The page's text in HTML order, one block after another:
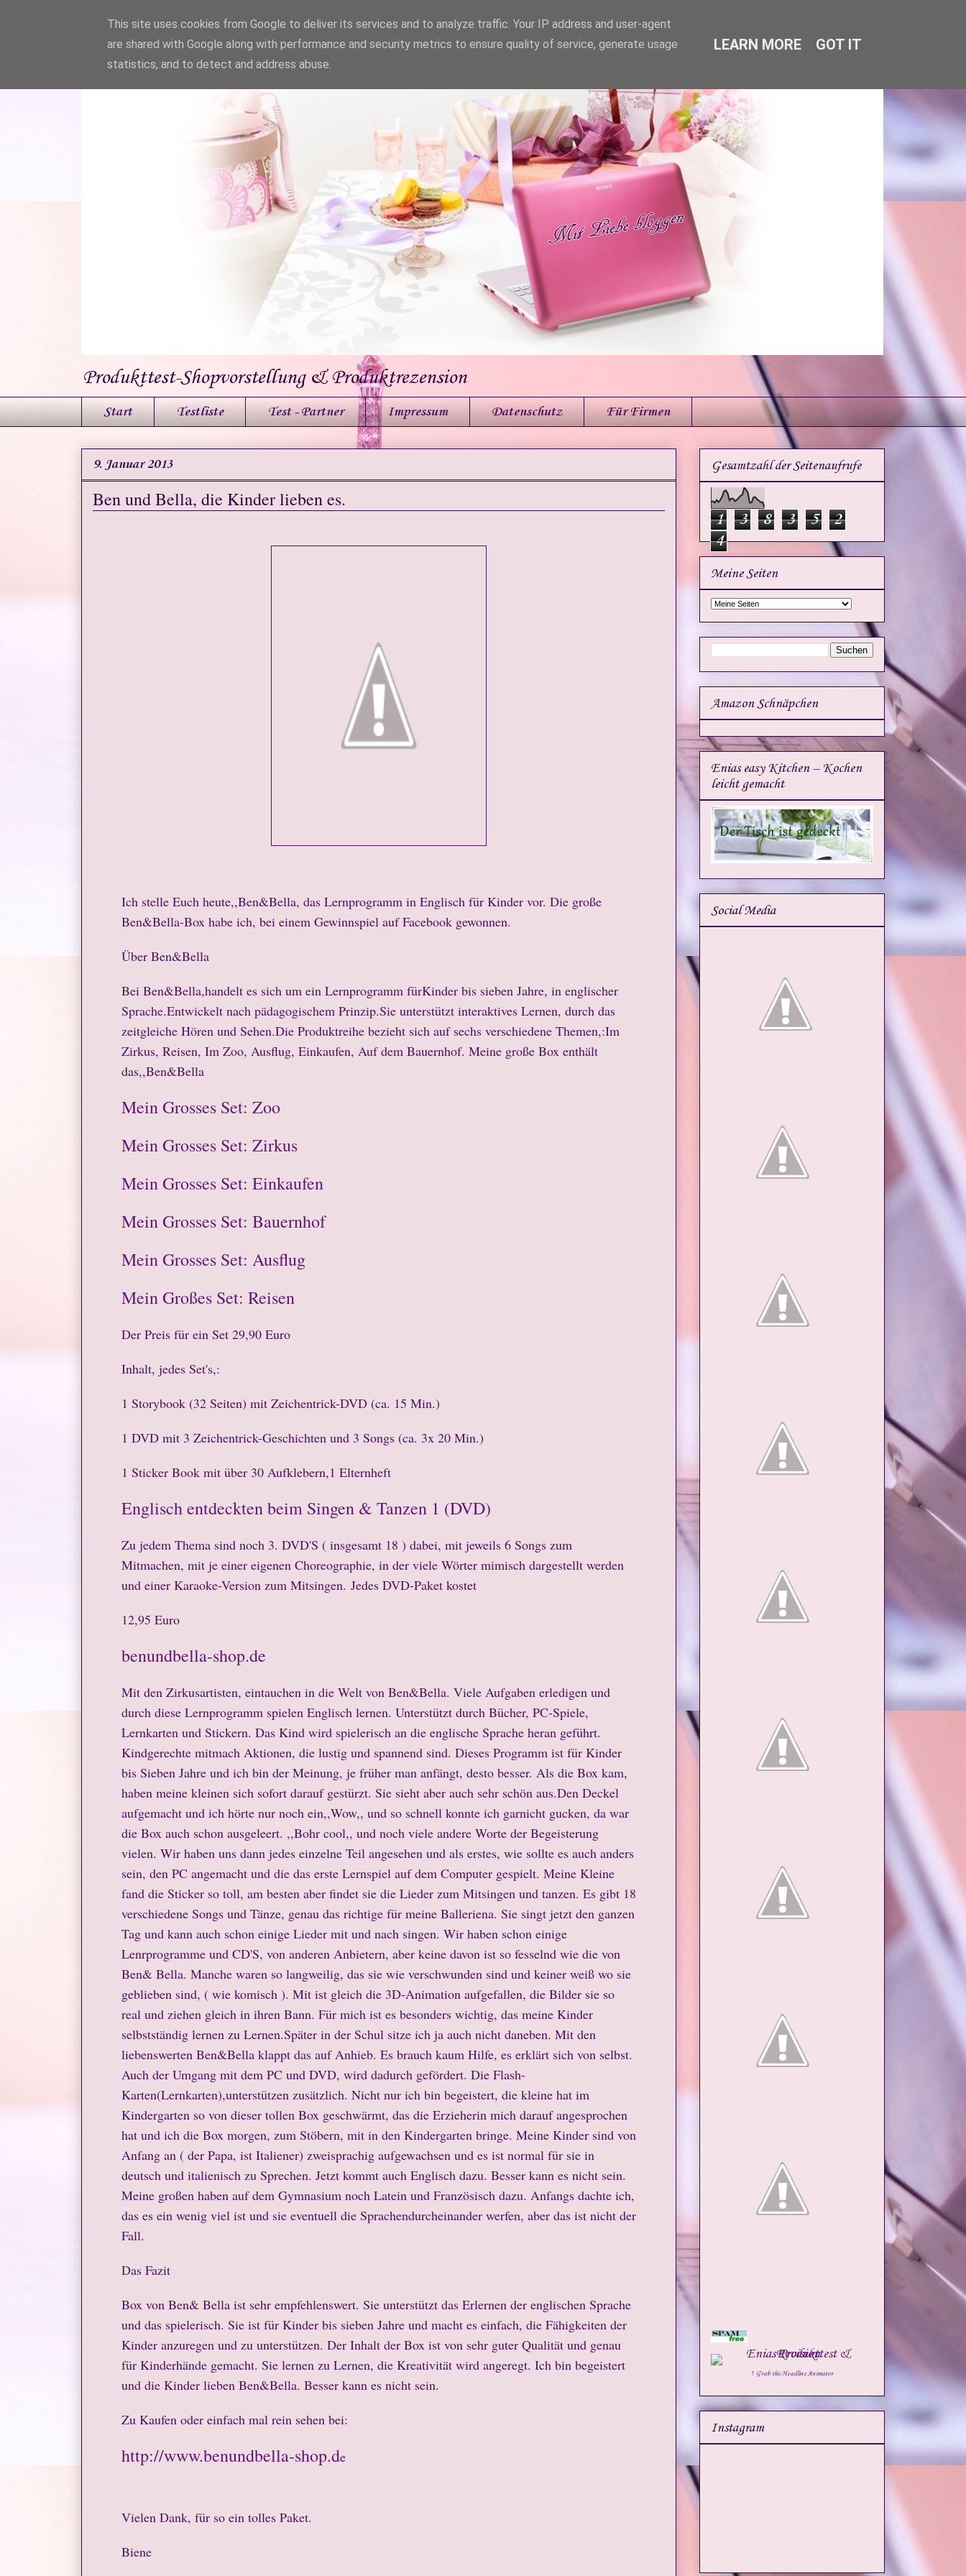
Produkttest-Shopvorstellung & Produktrezension
Start Testliste Test - Partner Impressum Datenschutz Für Firmen
9. Januar 2013
Ben und Bella, die Kinder lieben es.
Ich stelle Euch heute,,Ben&Bella, das Lernprogramm in Englisch für Kinder vor. Die große
Ben&Bella-Box habe ich, bei einem Gewinnspiel auf Facebook gewonnen.
Über Ben&Bella
Bei Ben&Bella,handelt es sich um ein Lernprogramm fürKinder bis sieben Jahre, in englischer
Sprache.Entwickelt nach pädagogischem Prinzip.Sie unterstützt interaktives Lernen, durch das
zeitgleiche Hören und Sehen.Die Produktreihe bezieht sich auf sechs verschiedene Themen,:Im
Zirkus, Reisen, Im Zoo, Ausflug, Einkaufen, Auf dem Bauernhof. Meine große Box enthält
das,,Ben&Bella
Mein Grosses Set: Zoo
Mein Grosses Set: Zirkus
Mein Grosses Set: Einkaufen
Mein Grosses Set: Bauernhof
Mein Grosses Set: Ausflug
Mein Großes Set: Reisen
Der Preis für ein Set 29,90 Euro
Inhalt, jedes Set's,:
1 Storybook (32 Seiten) mit Zeichentrick-DVD (ca. 15 Min.)
1 DVD mit 3 Zeichentrick-Geschichten und 3 Songs (ca. 3x 20 Min.)
1 Sticker Book mit über 30 Aufklebern,1 Elternheft
Englisch entdeckten beim Singen & Tanzen 1 (DVD)
Zu jedem Thema sind noch 3. DVD'S ( insgesamt 18 ) dabei, mit jeweils 6 Songs zum
Mitmachen, mit je einer eigenen Choreographie, in der viele Wörter mimisch dargestellt werden
und einer Karaoke-Version zum Mitsingen. Jedes DVD-Paket kostet
12,95 Euro
benundbella-shop.de
Mit den Zirkusartisten, eintauchen in die Welt von Ben&Bella. Viele Aufgaben erledigen und
durch diese Lernprogramm spielen Englisch lernen. Unterstützt durch Bücher, PC-Spiele,
Lernkarten und Stickern. Das Kind wird spielerisch an die englische Sprache heran geführt.
Kindgerechte mitmach Aktionen, die lustig und spannend sind. Dieses Programm ist für Kinder
bis Sieben Jahre und ich bin der Meinung, je früher man anfängt, desto besser. Als die Box kam,
haben meine kleinen sich sofort darauf gestürzt. Sie sieht aber auch sehr schön aus.Den Deckel
aufgemacht und ich hörte nur noch ein,,Wow,, und so schnell konnte ich garnicht gucken, da war
die Box auch schon ausgeleert. ,,Bohr cool,, und noch viele andere Worte der Begeisterung
vielen. Wir haben uns dann jedes einzelne Teil angesehen und als erstes, wie sollte es auch anders
sein, den PC angemacht und die das erste Lernspiel auf dem Computer gespielt. Meine Kleine
fand die Sticker so toll, am besten aber findet sie die Lieder zum Mitsingen und tanzen. Es gibt 18
verschiedene Songs und Tänze, genau das richtige für meine Balleriena. Sie singt jetzt den ganzen
Tag und kann auch schon einige Lieder mit und nach singen. Wir haben schon einige
Lenrprogramme und CD'S, von anderen Anbietern, aber keine davon ist so fesselnd wie die von
Ben& Bella. Manche waren so langweilig, das sie wie verschwunden sind und keiner weiß wo sie
geblieben sind, ( wie komisch ). Mit ist gleich die 3D-Animation aufgefallen, die Bilder sie so
real und ziehen gleich in ihren Bann. Für mich ist es besonders wichtig, das meine Kinder
selbstständig lernen zu Lernen.Später in der Schul sitze ich ja auch nicht daneben. Mit den
liebenswerten Ben&Bella klappt das auf Anhieb. Es brauch kaum Hilfe, es erklärt sich von selbst.
Auch der Umgang mit dem PC und DVD, wird dadurch gefördert. Die Flash-
Karten(Lernkarten),unterstützen zusätzlich. Nicht nur ich bin begeistert, die kleine hat im
Kindergarten so von dieser tollen Box geschwärmt, das die Erzieherin mich darauf angesprochen
hat und ich die Box morgen, zum Stöbern, mit in den Kindergarten bringe. Meine Kinder sind von
Anfang an ( der Papa, ist Italiener) zweisprachig aufgewachsen und es ist normal für sie in
deutsch und italienisch zu Sprechen. Jetzt kommt auch Englisch dazu. Besser kann es nicht sein.
Meine großen haben auf dem Gymnasium noch Latein und Französisch dazu. Anfangs dachte ich,
das es ein wenig viel ist und sie eventuell die Sprachendurcheinander werfen, aber das ist nicht der
Fall.
Das Fazit
Box von Ben& Bella ist sehr empfehlenswert. Sie unterstützt das Erlernen der englischen Sprache
und das spielerisch. Sie ist für Kinder bis sieben Jahre und macht es einfach, die Fähigkeiten der
Kinder anzuregen und zu unterstützen. Der Inhalt der Box ist von sehr guter Qualität und genau
für Kinderhände gemacht. Sie lernen zu Lernen, die Kreativität wird angeregt. Ich bin begeistert
und die Kinder lieben Ben&Bella. Besser kann es nicht sein.
Zu Kaufen oder einfach mal rein sehen bei:
http://www.benundbella-shop.de
Vielen Dank, für so ein tolles Paket.
Biene
Gesamtzahl der Seitenaufrufe
1 3 8 3 5
2
4
Meine Seiten
Amazon Schnäpchen
Enias easy Kitchen – Kochen
leicht gemacht
Social Media
↑ Grab this Headline Animator
Instagram
This site uses cookies from Google to deliver its services and to analyze traffic. Your IP address and user-agent
are shared with Google along with performance and security metrics to ensure quality of service, generate usage
statistics, and to detect and address abuse.
LEARN MORE GOT IT